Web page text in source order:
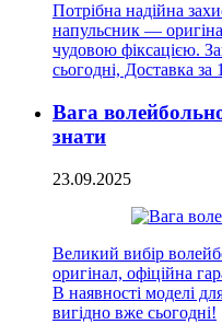
Потрібна надійна
напульсник —
чудовою фіксацією.
сьогодні, Доставка за
Вага
знати
23.09.2025
Великий вибір
оригінал, офіційна
В наявності моделі
вигідно вже сьогодні!